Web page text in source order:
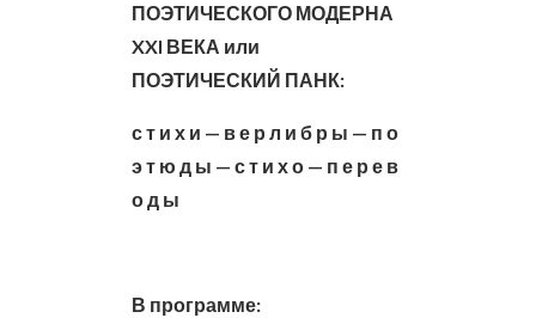
ПОЭТИЧЕСКОГО МОДЕРНА
XXI ВЕКА или
ПОЭТИЧЕСКИЙ ПАНК:
с т и х и — в е р л и б р ы — п о
э т ю д ы — с т и х о — п е р е в
о д ы
В программе: